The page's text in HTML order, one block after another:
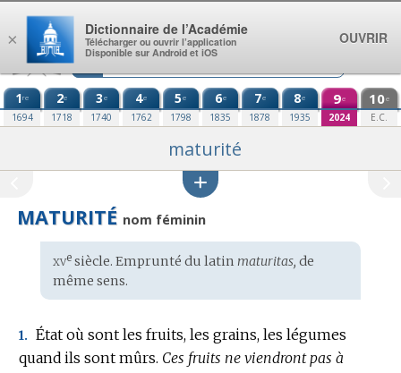
Aller au contenu
1re
1694
2e
1718
3e
1740
4e
1762
5e
1798
6e
1835
7e
1878
8e
1935
9e
2024
10e
E.C.
maturité
MATURITÉ nom féminin
Étymologie
:
xvesiècle. Emprunté du latin maturitas, de
même sens.
1. État où sont les fruits, les grains, les légumes
quand ils sont mûrs. Ces fruits ne viendront pas à
×
Dictionnaire de l’Académie
Télécharger ou ouvrir l’application
Disponible sur Android et iOS
OUVRIR